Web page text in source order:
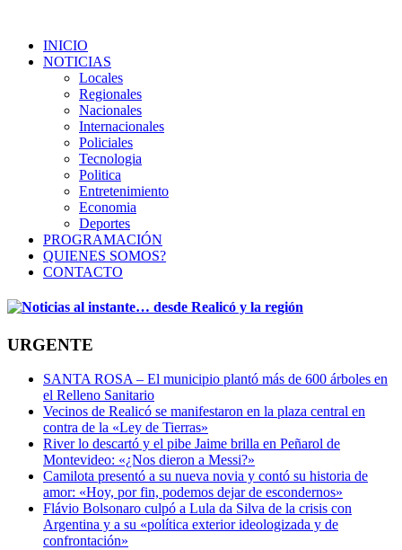
INICIO
NOTICIAS
Locales
Regionales
Nacionales
Internacionales
Policiales
Tecnologia
Politica
Entretenimiento
Economia
Deportes
PROGRAMACIÓN
QUIENES SOMOS?
CONTACTO
URGENTE
SANTA ROSA – El municipio plantó más de 600 árboles en
el Relleno Sanitario
Vecinos de Realicó se manifestaron en la plaza central en
contra de la «Ley de Tierras»
River lo descartó y el pibe Jaime brilla en Peñarol de
Montevideo: «¿Nos dieron a Messi?»
Camilota presentó a su nueva novia y contó su historia de
amor: «Hoy, por fin, podemos dejar de escondernos»
Flávio Bolsonaro culpó a Lula da Silva de la crisis con
Argentina y a su «política exterior ideologizada y de
confrontación»